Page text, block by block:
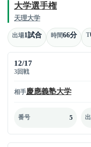
大学選手権
天理大学
出場1試合 時間66分 T
12/17
3回戦
相手慶應義塾大学
番号 5